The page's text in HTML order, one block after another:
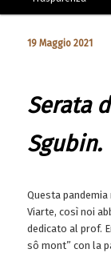
Serata
Sgubin.
19 Maggio 2021
Questa
Viarte, così noi
dedicato al prof.
sô mont” con la